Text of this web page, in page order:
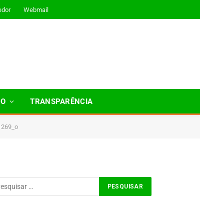
Webmail
TRANSPARÊNCIA